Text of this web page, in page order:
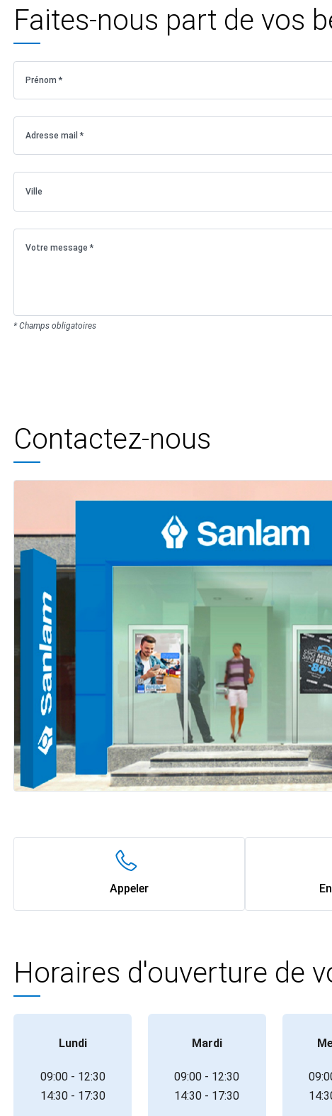
Faites-nous part de vos
* Champs obligatoires
Contactez-nous
Appeler
Horaires d'ouverture de
Lundi
09:00 - 12:30
14:30 - 17:30
Mardi
09:00 - 12:30
14:30 - 17:30